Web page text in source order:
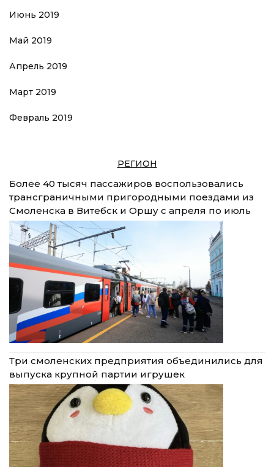
Июнь 2019
Май 2019
Апрель 2019
Март 2019
Февраль 2019
РЕГИОН
Более 40 тысяч пассажиров воспользовались
трансграничными пригородными поездами из
Смоленска в Витебск и Оршу с апреля по июль
Три смоленских предприятия объединились для
выпуска крупной партии игрушек